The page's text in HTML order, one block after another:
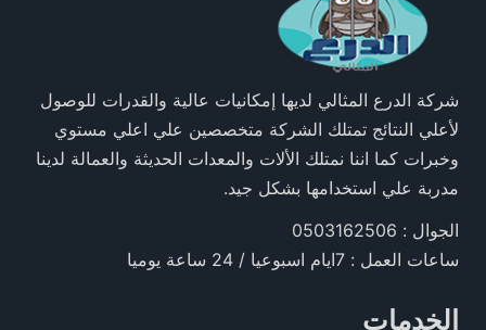
شركة الدرع المثالي لديها إمكانيات عالية والقدرات للوصول
لأعلي النتائج تمتلك الشركة متخصصين علي اعلي مستوي
وخبرات كما اننا نمتلك الألات والمعدات الحديثة والعمالة لدينا
مدربة علي استخدامها بشكل جيد.
الجوال : 0503162506
ساعات العمل : 7ايام اسبوعيا / 24 ساعة يوميا
الخدمات